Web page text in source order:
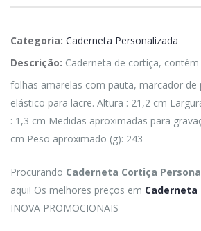
Categoria: Caderneta Personalizada
Descrição: Caderneta de cortiça,
folhas amarelas com pauta, marcador de
elástico para lacre. Altura : 21,2 cm
: 1,3 cm Medidas aproximadas para
cm Peso aproximado (g): 243
Procurando Caderneta Cortiça
aqui! Os melhores preços em Caderneta
INOVA PROMOCIONAIS